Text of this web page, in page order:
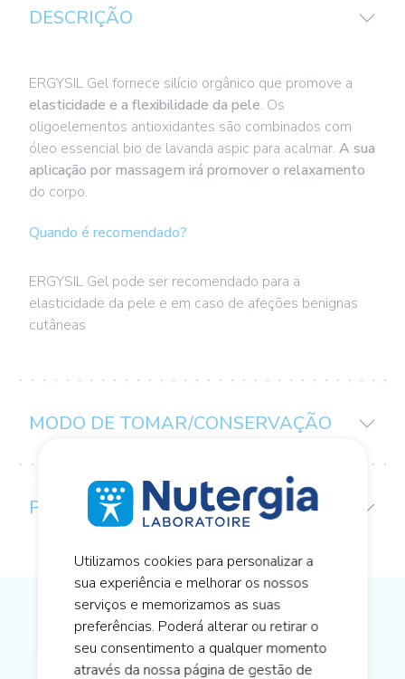
DESCRIÇÃO
ERGYSIL Gel fornece silício orgânico que promove a
elasticidade e a flexibilidade da pele. Os
oligoelementos antioxidantes são combinados com
óleo essencial bio de lavanda aspic para acalmar. A sua
aplicação por massagem irá promover o relaxamento
do corpo.
Quando é recomendado?
ERGYSIL Gel pode ser recomendado para a
elasticidade da pele e em caso de afeções benignas
cutâneas
MODO DE TOMAR/CONSERVAÇÃO
PRECAUÇÕES DE UTILIZAÇÃO
OS NOSSOS CONSELHOS SOBRE
NUTRIÇÃO CELULAR ACTIVA
Utilizamos cookies para personalizar a
sua experiência e melhorar os nossos
serviços e memorizamos as suas
preferências. Poderá alterar ou retirar o
seu consentimento a qualquer momento
através da nossa página de gestão de